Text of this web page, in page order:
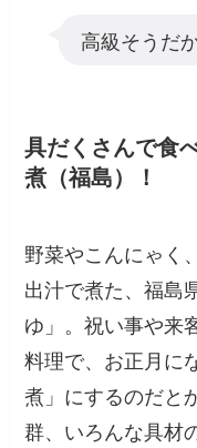
高級そうだ
具だくさんで食
煮（福島）！
野菜やこんにゃく
出汁で煮た、福島
ゆ」。祝い事や来
料理で、お正月に
煮」にするのだと
群、いろんな具材